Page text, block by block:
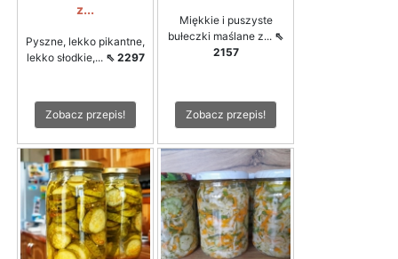
z...
Pyszne, lekko pikantne,
lekko słodkie,... ⇖ 2297
Zobacz przepis!
Miękkie i puszyste
bułeczki maślane z... ⇖
2157
Zobacz przepis!